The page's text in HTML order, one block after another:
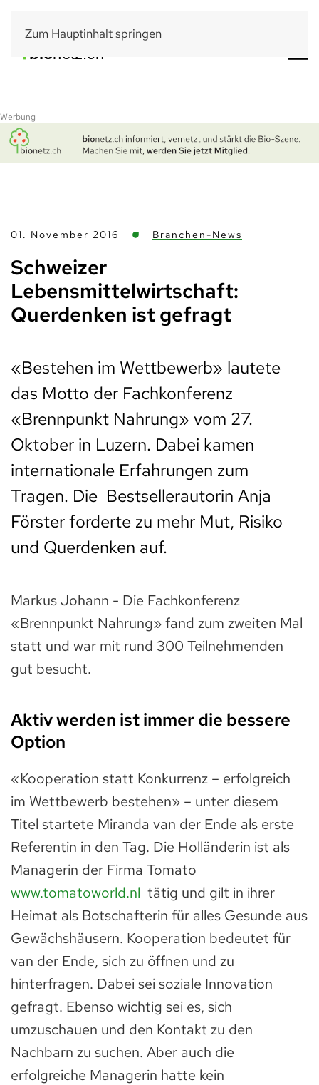
Zum Hauptinhalt springen
Werbung
01. November 2016 Branchen-News
Schweizer
Lebensmittelwirtschaft:
Querdenken ist gefragt
«Bestehen im Wettbewerb» lautete
das Motto der Fachkonferenz
«Brennpunkt Nahrung» vom 27.
Oktober in Luzern. Dabei kamen
internationale Erfahrungen zum
Tragen. Die Bestsellerautorin Anja
Förster forderte zu mehr Mut, Risiko
und Querdenken auf.
Markus Johann - Die Fachkonferenz
«Brennpunkt Nahrung» fand zum zweiten Mal
statt und war mit rund 300 Teilnehmenden
gut besucht.
Aktiv werden ist immer die bessere
Option
«Kooperation statt Konkurrenz – erfolgreich
im Wettbewerb bestehen» – unter diesem
Titel startete Miranda van der Ende als erste
Referentin in den Tag. Die Holländerin ist als
Managerin der Firma Tomato
www.tomatoworld.nl tätig und gilt in ihrer
Heimat als Botschafterin für alles Gesunde aus
Gewächshäusern. Kooperation bedeutet für
van der Ende, sich zu öffnen und zu
hinterfragen. Dabei sei soziale Innovation
gefragt. Ebenso wichtig sei es, sich
umzuschauen und den Kontakt zu den
Nachbarn zu suchen. Aber auch die
erfolgreiche Managerin hatte kein